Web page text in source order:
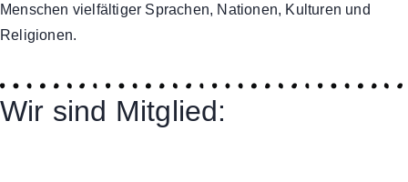
Menschen vielfältiger Sprachen, Nationen, Kulturen und
Religionen.
Wir sind Mitglied: